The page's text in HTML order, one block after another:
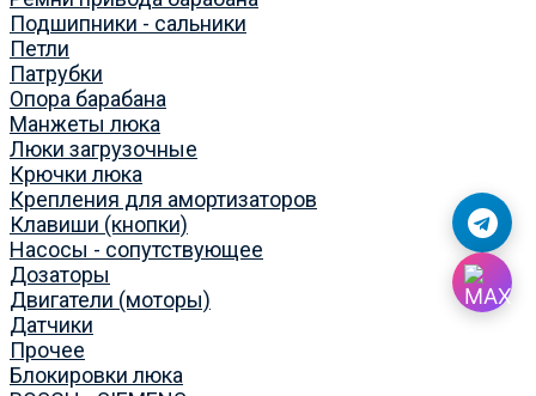
Подшипники - сальники
Петли
Патрубки
Опора барабана
Манжеты люка
Люки загрузочные
Крючки люка
Крепления для амортизаторов
Клавиши (кнопки)
Насосы - сопутствующее
Дозаторы
Двигатели (моторы)
Датчики
Прочее
Блокировки люка